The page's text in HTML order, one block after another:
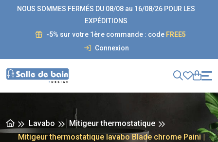
NOUS SOMMES FERMÉS DU 08/08 au 16/08/26 POUR LES
EXPÉDITIONS
-5% sur votre 1ère commande : code FREE5
Connexion
Lavabo
Mitigeur thermostatique
Mitigeur thermostatique lavabo Blade chrome Paini |